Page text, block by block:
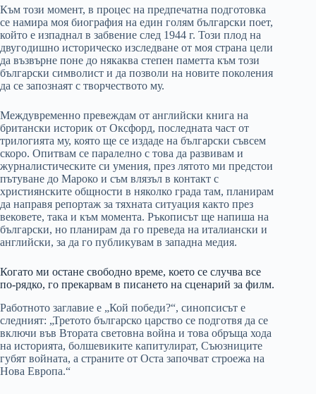
Към този момент, в процес на предпечатна подготовка
се намира моя биография на един голям български поет,
който е изпаднал в забвение след 1944 г. Този плод на
двугодишно историческо изследване от моя страна цели
да възвърне поне до някаква степен паметта към този
български символист и да позволи на новите поколения
да се запознаят с творчеството му.
Междувременно превеждам от английски книга на
британски историк от Оксфорд, последната част от
трилогията му, която ще се издаде на български съвсем
скоро. Опитвам се паралелно с това да развивам и
журналистическите си умения, през лятото ми предстои
пътуване до Мароко и съм влязъл в контакт с
християнските общности в няколко града там, планирам
да направя репортаж за тяхната ситуация както през
вековете, така и към момента. Ръкописът ще напиша на
български, но планирам да го преведа на италиански и
английски, за да го публикувам в западна медия.
Когато ми остане свободно време, което се случва все
по-рядко, го прекарвам в писането на сценарий за филм.
Работното заглавие е „Кой победи?“, синопсисът е
следният: „Третото българско царство се подготвя да се
включи във Втората световна война и това обръща хода
на историята, болшевиките капитулират, Съюзниците
губят войната, а страните от Оста започват строежа на
Нова Европа.“